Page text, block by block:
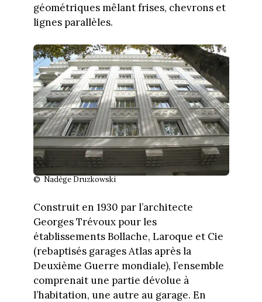
géométriques mêlant frises, chevrons et
lignes parallèles.
© Nadège Druzkowski
Construit en 1930 par l’architecte
Georges Trévoux pour les
établissements Bollache, Laroque et Cie
(rebaptisés garages Atlas après la
Deuxième Guerre mondiale), l’ensemble
comprenait une partie dévolue à
l’habitation, une autre au garage. En